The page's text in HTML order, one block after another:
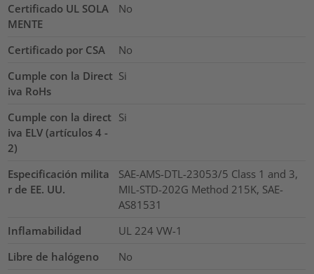
Certificado UL SOLA
MENTE
No
Certificado por CSA
No
Cumple con la Direct
iva RoHs
Si
Cumple con la direct
iva ELV (artículos 4 -
2)
Si
Especificación milita
r de EE. UU.
SAE-AMS-DTL-23053/5 Class 1 and 3,
MIL-STD-202G Method 215K, SAE-
AS81531
Inflamabilidad
UL 224 VW-1
Libre de halógeno
No